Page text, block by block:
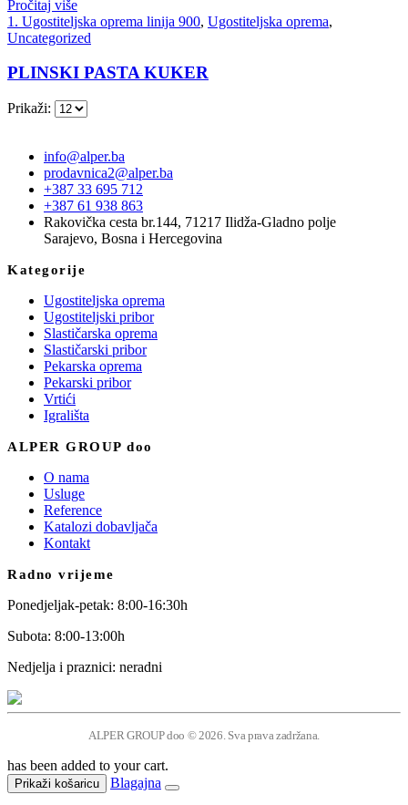
Pročitaj više
1. Ugostiteljska oprema linija 900, Ugostiteljska oprema,
Uncategorized
PLINSKI PASTA KUKER
Prikaži:
info@alper.ba
prodavnica2@alper.ba
+387 33 695 712
+387 61 938 863
Rakovička cesta br.144, 71217 Ilidža-Gladno polje
Sarajevo, Bosna i Hercegovina
Kategorije
Ugostiteljska oprema
Ugostiteljski pribor
Slastičarska oprema
Slastičarski pribor
Pekarska oprema
Pekarski pribor
Vrtići
Igrališta
ALPER GROUP doo
O nama
Usluge
Reference
Katalozi dobavljača
Kontakt
Radno vrijeme
Ponedjeljak-petak: 8:00-16:30h
Subota: 8:00-13:00h
Nedjelja i praznici: neradni
ALPER GROUP doo © 2026. Sva prava zadržana.
has been added to your cart.
Prikaži košaricu Blagajna